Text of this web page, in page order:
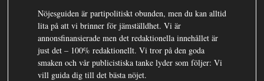
Nöjesguiden är partipolitiskt obunden, men du kan alltid
lita på att vi brinner för jämställdhet. Vi är
annonsfinansierade men det redaktionella innehållet är
just det – 100% redaktionellt. Vi tror på den goda
smaken och vår publicistiska tanke lyder som följer: Vi
vill guida dig till det bästa nöjet.